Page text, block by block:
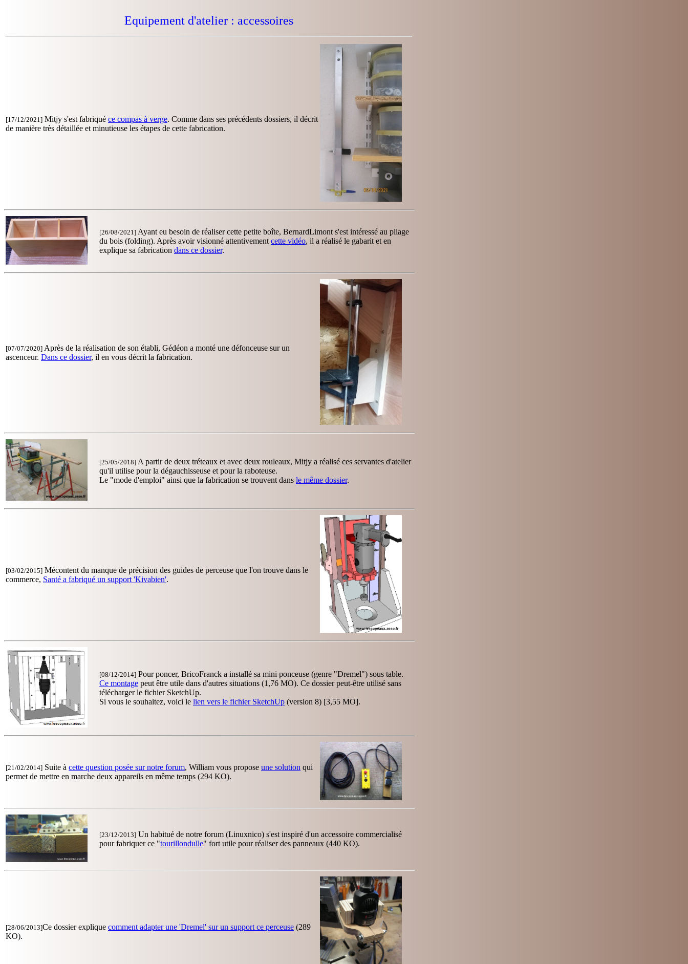
Equipement d'atelier : accessoires
[17/12/2021] Mitjy s'est fabriqué ce compas à verge. Comme dans ses précédents dossiers, il décrit
de manière très détaillée et minutieuse les étapes de cette fabrication.
[26/08/2021] Ayant eu besoin de réaliser cette petite boîte, BernardLimont s'est intéressé au pliage
du bois (folding). Après avoir visionné attentivement cette vidéo, il a réalisé le gabarit et en
explique sa fabrication dans ce dossier.
[07/07/2020] Après de la réalisation de son établi, Gédéon a monté une défonceuse sur un
ascenceur. Dans ce dossier, il en vous décrit la fabrication.
[25/05/2018] A partir de deux tréteaux et avec deux rouleaux, Mitjy a réalisé ces servantes d'atelier
qu'il utilise pour la dégauchisseuse et pour la raboteuse.
Le "mode d'emploi" ainsi que la fabrication se trouvent dans le même dossier.
[03/02/2015] Mécontent du manque de précision des guides de perceuse que l'on trouve dans le
commerce, Santé a fabriqué un support 'Kivabien'.
[08/12/2014] Pour poncer, BricoFranck a installé sa mini ponceuse (genre "Dremel") sous table.
Ce montage peut être utile dans d'autres situations (1,76 MO). Ce dossier peut-être utilisé sans
télécharger le fichier SketchUp.
Si vous le souhaitez, voici le lien vers le fichier SketchUp (version 8) [3,55 MO].
[21/02/2014] Suite à cette question posée sur notre forum, William vous propose une solution qui
permet de mettre en marche deux appareils en même temps (294 KO).
[23/12/2013] Un habitué de notre forum (Linuxnico) s'est inspiré d'un accessoire commercialisé
pour fabriquer ce "tourillondulle" fort utile pour réaliser des panneaux (440 KO).
[28/06/2013]Ce dossier explique comment adapter une 'Dremel' sur un support ce perceuse (289
KO).